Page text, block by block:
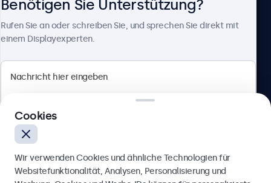
Berliner Allee 59, 40212 Düsseldorf, Deutschland
Deutsch
Benötigen Sie Unterstützung?
Rufen Sie an oder schreiben Sie, und sprechen Sie direkt mit
einem Displayexperten.
Cookies
Wir verwenden Cookies und ähnliche Technologien für
Websitefunktionalität, Analysen, Personalisierung und